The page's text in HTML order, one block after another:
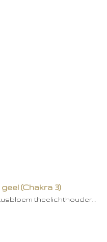
(Chakra 3)
theelichthouder…